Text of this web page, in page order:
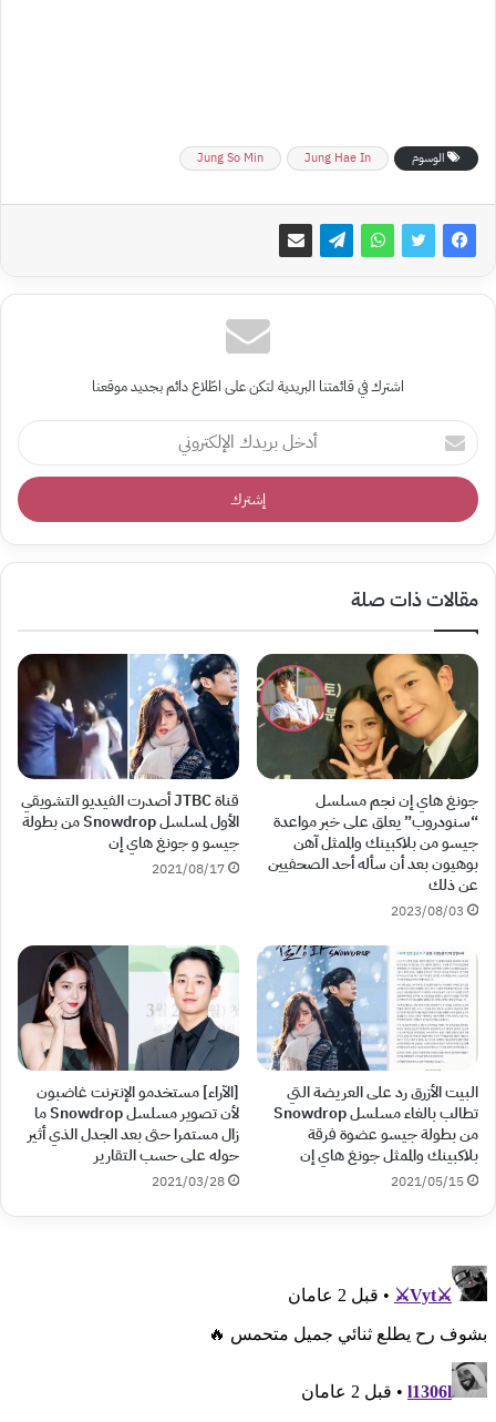
الوسوم Jung Hae In
Jung So Min
اشترك في قائمتنا البريدية لتكن على اطّلاع دائم بجديد موقعنا
أدخل
بريدك
الإلكتروني
مقالات ذات صلة
جونغ هاي إن نجم مسلسل
“سنودروب” يعلق على خبر مواعدة
جيسو من بلاكبينك والممثل آهن
بوهيون بعد أن سأله أحد الصحفيين
عن ذلك
2023/08/03
قناة JTBC أصدرت الفيديو التشويقي
الأول لمسلسل Snowdrop من بطولة
جيسو و جونغ هاي إن
2021/08/17
البيت الأزرق رد على العريضة التي
تطالب بالغاء مسلسل Snowdrop
من بطولة جيسو عضوة فرقة
بلاكبينك والممثل جونغ هاي إن
2021/05/15
[الآراء] مستخدمو الإنترنت غاضبون
لأن تصوير مسلسل Snowdrop ما
زال مستمرا حتى بعد الجدل الذي أثير
حوله على حسب التقارير
2021/03/28